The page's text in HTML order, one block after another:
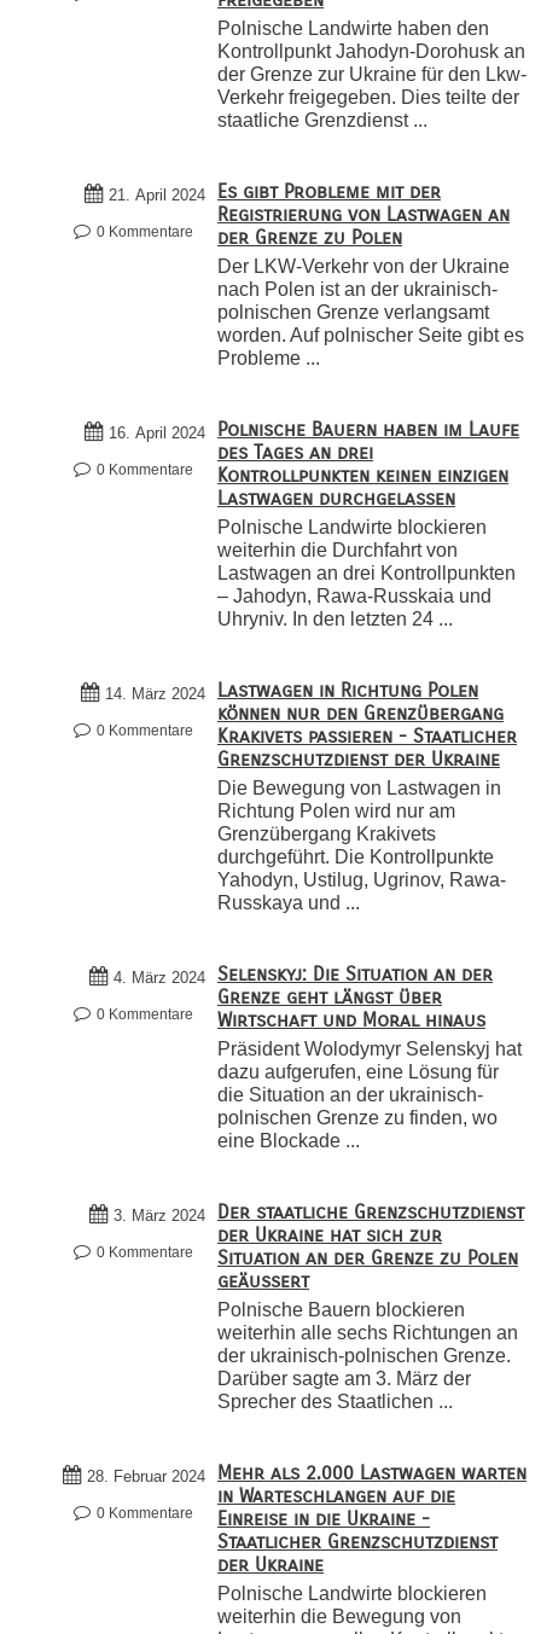
Polnische Landwirte haben den
Kontrollpunkt Jahodyn-Dorohusk an
der Grenze zur Ukraine für den Lkw-
Verkehr freigegeben. Dies teilte der
staatliche Grenzdienst ...
21. April 2024
0 Kommentare
Es gibt Probleme mit der
Registrierung von Lastwagen an
der Grenze zu Polen
Der LKW-Verkehr von der Ukraine
nach Polen ist an der ukrainisch-
polnischen Grenze verlangsamt
worden. Auf polnischer Seite gibt es
Probleme ...
16. April 2024
0 Kommentare
Polnische Bauern haben im Laufe
des Tages an drei
Kontrollpunkten keinen einzigen
Lastwagen durchgelassen
Polnische Landwirte blockieren
weiterhin die Durchfahrt von
Lastwagen an drei Kontrollpunkten
– Jahodyn, Rawa-Russkaia und
Uhryniv. In den letzten 24 ...
14. März 2024
0 Kommentare
Lastwagen in Richtung Polen
können nur den Grenzübergang
Krakivets passieren - Staatlicher
Grenzschutzdienst der Ukraine
Die Bewegung von Lastwagen in
Richtung Polen wird nur am
Grenzübergang Krakivets
durchgeführt. Die Kontrollpunkte
Yahodyn, Ustilug, Ugrinov, Rawa-
Russkaya und ...
4. März 2024
0 Kommentare
Selenskyj: Die Situation an der
Grenze geht längst über
Wirtschaft und Moral hinaus
Präsident Wolodymyr Selenskyj hat
dazu aufgerufen, eine Lösung für
die Situation an der ukrainisch-
polnischen Grenze zu finden, wo
eine Blockade ...
3. März 2024
0 Kommentare
Der staatliche Grenzschutzdienst
der Ukraine hat sich zur
Situation an der Grenze zu Polen
geäußert
Polnische Bauern blockieren
weiterhin alle sechs Richtungen an
der ukrainisch-polnischen Grenze.
Darüber sagte am 3. März der
Sprecher des Staatlichen ...
28. Februar 2024
0 Kommentare
Mehr als 2.000 Lastwagen warten
in Warteschlangen auf die
Einreise in die Ukraine -
Staatlicher Grenzschutzdienst
der Ukraine
Polnische Landwirte blockieren
weiterhin die Bewegung von